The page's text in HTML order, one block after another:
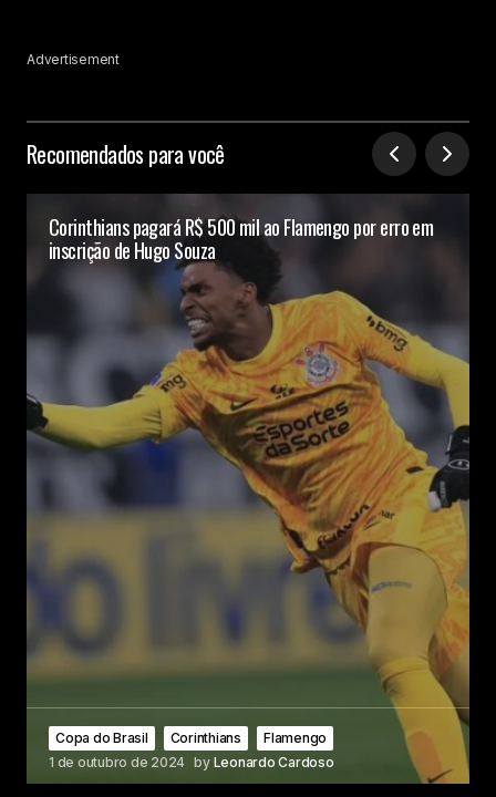
Advertisement
Recomendados para você
Corinthians pagará R$ 500 mil ao Flamengo por erro em
inscrição de Hugo Souza
Copa do Brasil Corinthians
Flamengo
1 de outubro de 2024 by Leonardo Cardoso